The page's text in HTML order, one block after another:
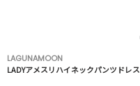
LAGUNAMOON
LADYアメスリハイネックパンツドレス